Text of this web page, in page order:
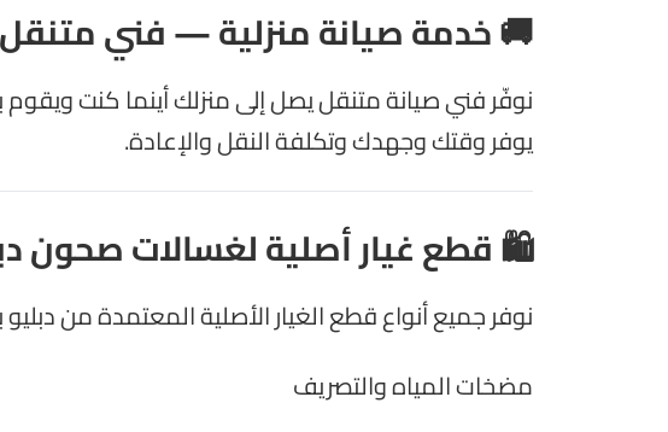
🚚 خدمة صيانة منزلية — فني
نوفّر فني صيانة متنقل يصل إلى منزلك أينما كنت ويقوم
يوفر وقتك وجهدك وتكلفة النقل والإعادة.
🛍️ قطع غيار أصلية لغسالات صحون
نوفر جميع أنواع قطع الغيار الأصلية المعتمدة من دبليو
مضخات المياه والتصريف